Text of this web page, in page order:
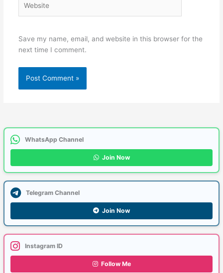
Save my name, email, and website in this browser for the
next time I comment.
WhatsApp Channel
Join Now
Telegram Channel
Join Now
Instagram ID
Follow Me